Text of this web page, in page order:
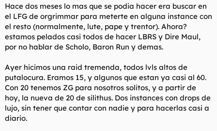
Hace dos meses lo mas que se podia hacer era buscar en
el LFG de orgrimmar para meterte en alguna instance con
el resto (normalmente, lute, pape y trentor). Ahora?
estamos pelados casi todos de hacer LBRS y Dire Maul,
por no hablar de Scholo, Baron Run y demas.
Ayer hicimos una raid tremenda, todos lvls altos de
putalocura. Eramos 15, y algunos que estan ya casi al 60.
Con 20 tenemos ZG para nosotros solitos, y a partir de
hoy, la nueva de 20 de silithus. Dos instances con drops de
lujo, sin tener que contar con nadie y para hacerlas casi a
diario.